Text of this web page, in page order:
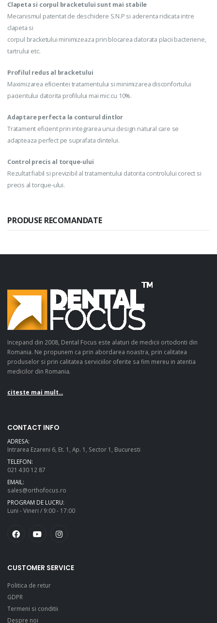
Clapeta si corpul bracketului sunt mai stabile
Mecanismul patentat de deschidere S.N.P si aderenta ridicata intre
clapeta si
corpul bracketului minimizeaza prin blocarea datorata placii bacteriene,
tartrului etc.
Profilul redus al bracketului
Maximizarea eficientei tratamentului si minimizarea disconfortului
pacientului datorita profilului mai mic cu 10%.
Adaptare perfecta la conturul dintlor
Tratament eficient prin integrarea unui design natural care se
adapteaza perfect pe suprafata dintelui.
Control precis al torque-ului
Rezultat fiabil si previzibil al tratamentului datorita controlului corect si
precis al torque-ului.
PRODUSE RECOMANDATE
Incepand din 2008, Dental Focus este alaturi de medicii ortodonti din
Romania. Ne propunem ca prin abordarea noastra, prin calitatea
produselor si prin calitatea serviciilor oferite sa fim mereu in atentia
medicilor din Romania.
citeste mai mult...
CONTACT INFO
ADRESA:
Intrarea Ezareni 6, Et. 1, Ap. 1, Sector 1, Bucuresti
TELEFON:
021 430 12 87
EMAIL:
sales@orthofocus.ro
PROGRAM DE LUCRU:
Luni - Vineri / 9:00 - 17:00
CUSTOMER SERVICE
Politica de retur
GDPR
Termeni si conditii
Despre noi